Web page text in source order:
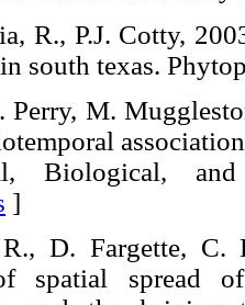
R., P.J. Cotty,
in south texas.
Perry, M.
Biological,
]
R., D. Fargette, C.
spatial spread